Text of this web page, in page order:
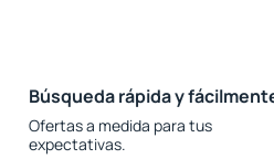
Búsqueda rápida y
Ofertas a medida para tus
expectativas.